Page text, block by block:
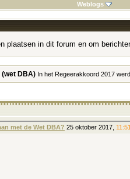
Weblogs
plaatsen in dit forum en om
DBA) In het Regeerakkoord 2017
met de Wet DBA? 25 oktober 2017, 11:51